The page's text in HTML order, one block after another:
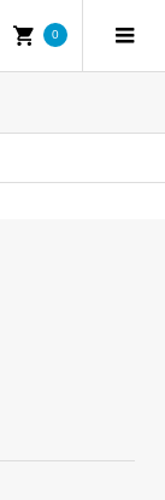
0